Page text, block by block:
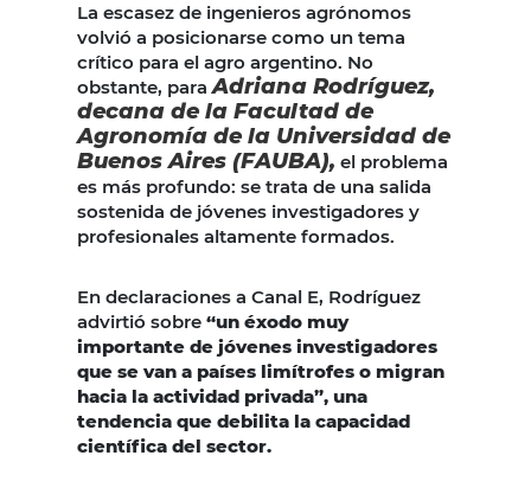
La escasez de ingenieros agrónomos
volvió a posicionarse como un tema
crítico para el agro argentino. No
obstante, paraAdriana Rodríguez,
decana de la Facultad de
Agronomía de la Universidad de
Buenos Aires (FAUBA), el problema
es más profundo: se trata de una salida
sostenida de jóvenes investigadores y
profesionales altamente formados.
En declaraciones a Canal E, Rodríguez
advirtió sobre “un éxodo muy
importante de jóvenes investigadores
que se van a países limítrofes o migran
hacia la actividad privada”, una
tendencia que debilita la capacidad
científica del sector.